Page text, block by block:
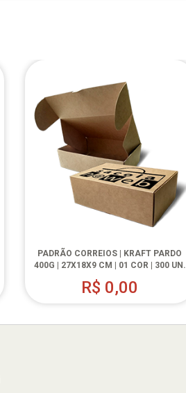
PADRÃO CORREIOS | KRAFT PARDO
400G | 27X18X9 CM | 01 COR | 300 UN.
R$ 0,00